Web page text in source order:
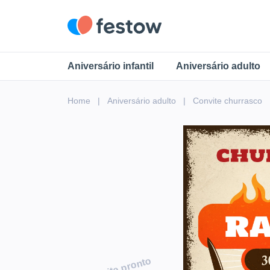
Aniversário infantil Aniversário adulto
Home Aniversário adulto Convite churrasco